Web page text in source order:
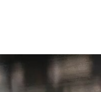
8月14日。馆方表
私营承包商重新申请